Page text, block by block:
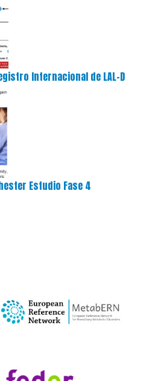
Internacional de LAL-D
Estudio Fase 4